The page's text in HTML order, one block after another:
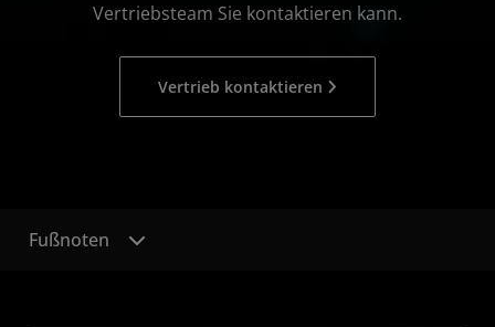
Vertriebsteam Sie kontaktieren kann.
Vertrieb kontaktieren
Fußnoten